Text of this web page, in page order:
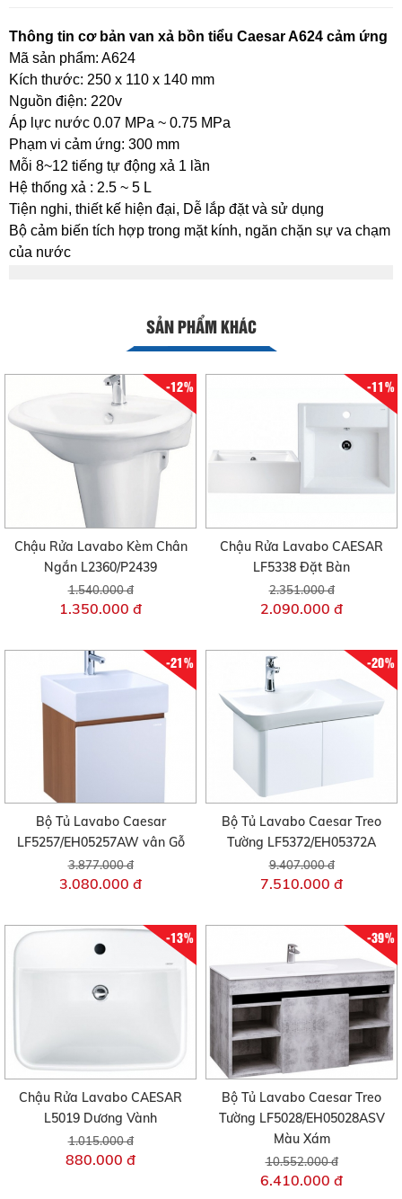
Thông tin cơ bản van xả bồn tiểu Caesar A624 cảm ứng
Mã sản phẩm: A624
Kích thước: 250 x 110 x 140 mm
Nguồn điện: 220v
Áp lực nước 0.07 MPa ~ 0.75 MPa
Phạm vi cảm ứng: 300 mm
Mỗi 8~12 tiếng tự động xả 1 lần
Hệ thống xả : 2.5 ~ 5 L
Tiện nghi, thiết kế hiện đại, Dễ lắp đặt và sử dụng
Bộ cảm biến tích hợp trong mặt kính, ngăn chặn sự va chạm
của nước
SẢN PHẨM KHÁC
-12%
Chậu Rửa Lavabo Kèm Chân
Ngắn L2360/P2439
1.540.000 đ
1.350.000 đ
-11%
Chậu Rửa Lavabo CAESAR
LF5338 Đặt Bàn
2.351.000 đ
2.090.000 đ
-21%
Bộ Tủ Lavabo Caesar
LF5257/EH05257AW vân Gỗ
3.877.000 đ
3.080.000 đ
-20%
Bộ Tủ Lavabo Caesar Treo
Tường LF5372/EH05372A
9.407.000 đ
7.510.000 đ
-13%
Chậu Rửa Lavabo CAESAR
L5019 Dương Vành
1.015.000 đ
880.000 đ
-39%
Bộ Tủ Lavabo Caesar Treo
Tường LF5028/EH05028ASV
Màu Xám
10.552.000 đ
6.410.000 đ